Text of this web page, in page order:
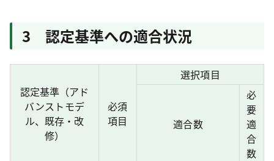
3 認定基準への適合状況
認定基準（アド
バンストモデ
ル、既存・改
修）
必須
項目
選択項目
適合数
必
要
適
合
数